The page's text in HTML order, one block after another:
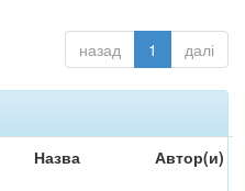
назад 1 далі
Назва Автор(и)